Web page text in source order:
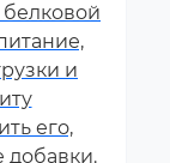
и
его,